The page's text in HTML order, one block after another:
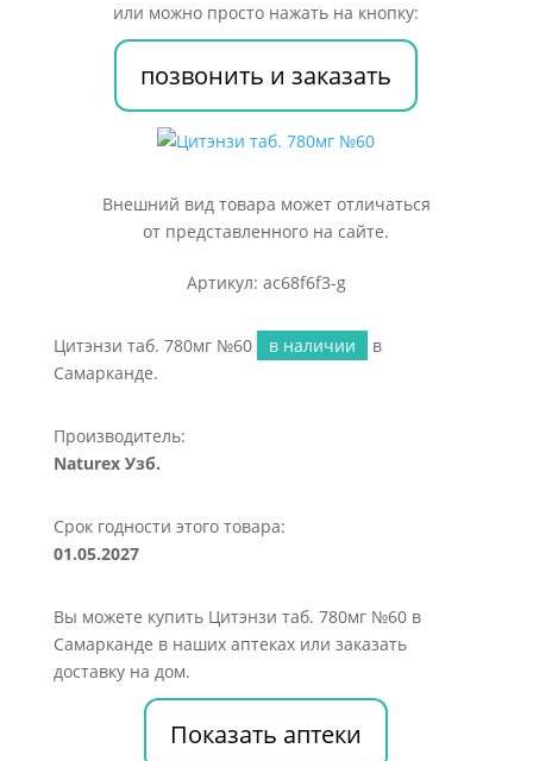
или можно просто нажать на кнопку:
позвонить и заказать
Внешний вид товара может отличаться
от представленного на сайте.
Артикул: ac68f6f3-g
Цитэнзи таб. 780мг №60 в наличии
в
Самарканде.
Производитель:
Naturex Узб.
Срок годности этого товара:
01.05.2027
Вы можете купить Цитэнзи таб. 780мг №60 в
Самарканде в наших аптеках или заказать
доставку на дом.
Показать аптеки